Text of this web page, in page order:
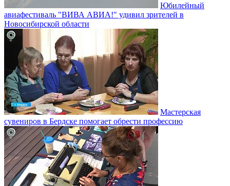
Юбилейный
авиафестиваль "ВИВА АВИА!" удивил зрителей в
Новосибирской области
Мастерская
сувениров в Бердске помогает обрести профессию